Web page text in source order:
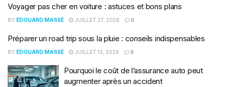
Voyager pas cher en voiture : astuces et bons plans
BY ÉDOUARD MASSÉ JUILLET 27, 2026 0
Préparer un road trip sous la pluie : conseils indispensables
BY ÉDOUARD MASSÉ JUILLET 13, 2026 0
Pourquoi le coût de l’assurance auto peut
augmenter après un accident